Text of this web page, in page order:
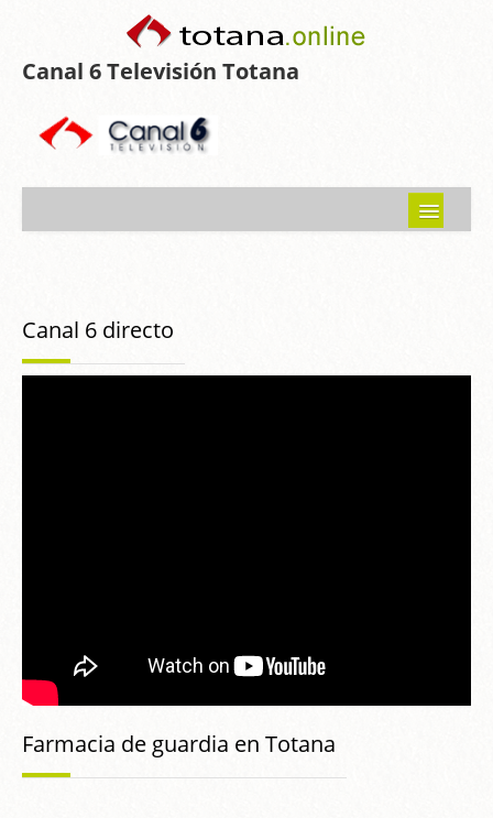
Canal 6 Televisión Totana
Programas emitidos
Canal 6 directo
Farmacia de guardia en Totana